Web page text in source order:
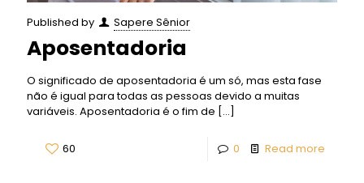
Published by Sapere Sênior
Aposentadoria
O significado de aposentadoria é um só, mas esta fase
não é igual para todas as pessoas devido a muitas
variáveis. Aposentadoria é o fim de […]
60 0 Read more